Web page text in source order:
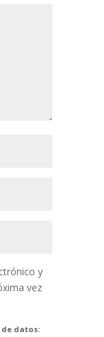
y
vez
datos: